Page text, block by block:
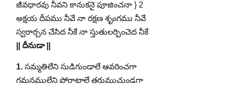
జీవధారవు నీవని కానుకనై పూజించనా } 2
అక్షయ దీపము నీవే నా రక్షణ శృంగము నీవే
స్వరార్చన చేసిద నీకే నా స్తుతులర్పించెద నీకే
|| దీనుడా ||
1.సమ్మతిలేని సుడిగుండాలే ఆవరించగా
గమనములేని పోరాటాలే తరుముచుండగా